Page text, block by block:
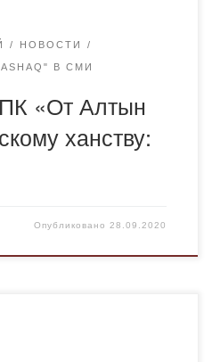
НОВОСТИ
В СМИ
«От Алтын
ханству:
Опубликовано28.09.2020